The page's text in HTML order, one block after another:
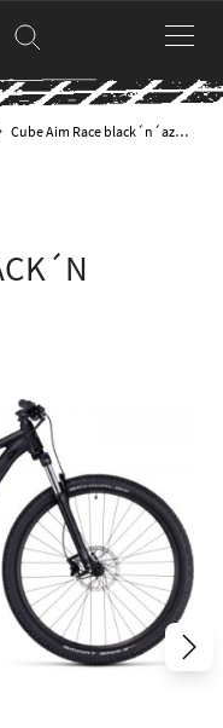
Cube Aim Race black´n´azure kolo